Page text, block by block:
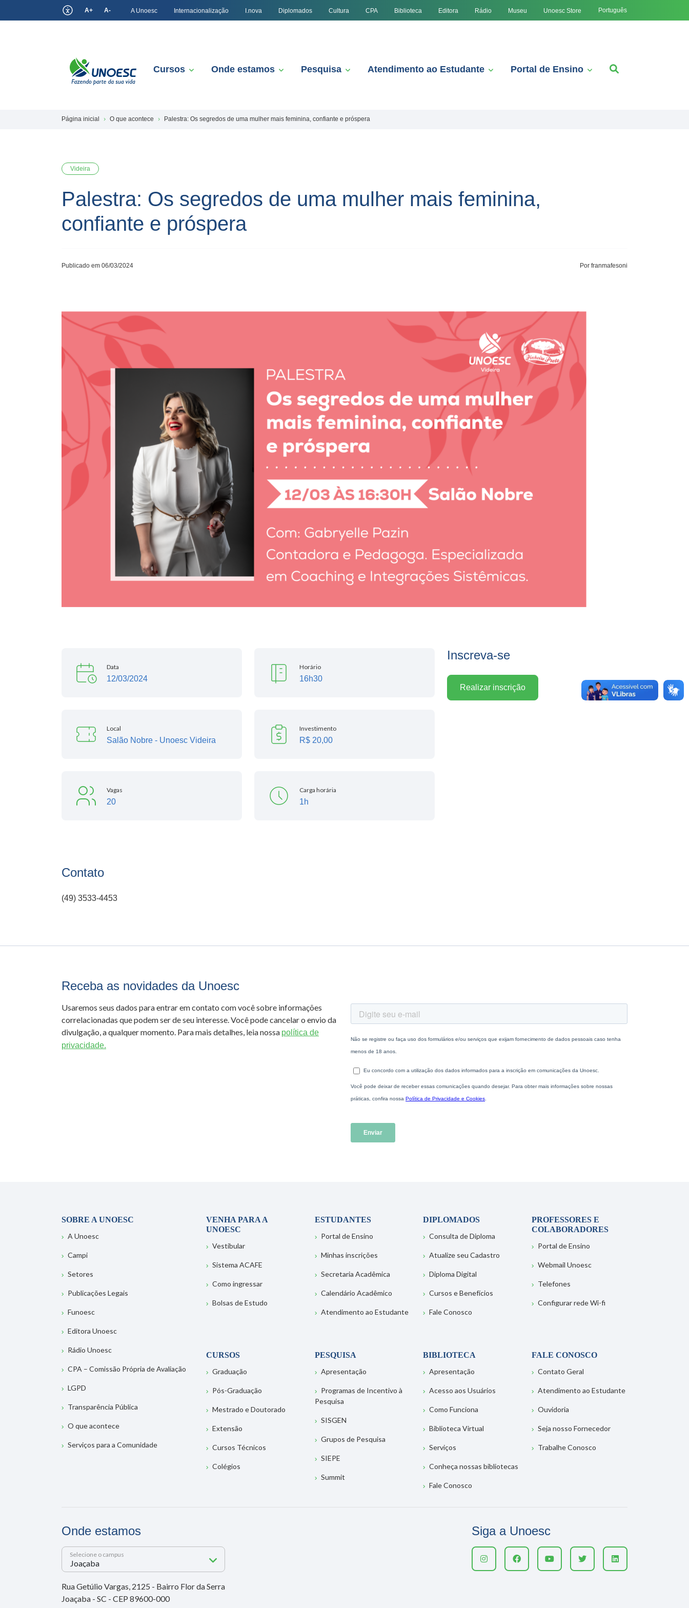
A+ A- A Unoesc Internacionalização I.nova Diplomados Cultura CPA Biblioteca Editora Rádio Museu Unoesc Store Português
Cursos Onde estamos Pesquisa Atendimento ao Estudante Portal de Ensino
Página inicial O que acontece Palestra: Os segredos de uma mulher mais feminina, confiante e próspera
Videira
Palestra: Os segredos de uma mulher mais feminina,
confiante e próspera
Publicado em 06/03/2024 Por franmafesoni
Data
12/03/2024
Horário
16h30
Local
Salão Nobre - Unoesc Videira
Investimento
R$ 20,00
Vagas
20
Carga horária
1h
Inscreva-se
Realizar inscrição
Contato
(49) 3533-4453
Receba as novidades da Unoesc
Usaremos seus dados para entrar em contato com você sobre informações
correlacionadas que podem ser de seu interesse. Você pode cancelar o envio da
divulgação, a qualquer momento. Para mais detalhes, leia nossa política de
privacidade.
SOBRE A UNOESC
A Unoesc
Campi
Setores
Publicações Legais
Funoesc
Editora Unoesc
Rádio Unoesc
CPA – Comissão Própria de Avaliação
LGPD
Transparência Pública
O que acontece
Serviços para a Comunidade
VENHA PARA A
UNOESC
Vestibular
Sistema ACAFE
Como ingressar
Bolsas de Estudo
ESTUDANTES
Portal de Ensino
Minhas inscrições
Secretaria Acadêmica
Calendário Acadêmico
Atendimento ao Estudante
DIPLOMADOS
Consulta de Diploma
Atualize seu Cadastro
Diploma Digital
Cursos e Benefícios
Fale Conosco
PROFESSORES E
COLABORADORES
Portal de Ensino
Webmail Unoesc
Telefones
Configurar rede Wi-fi
CURSOS
Graduação
Pós-Graduação
Mestrado e Doutorado
Extensão
Cursos Técnicos
Colégios
PESQUISA
Apresentação
Programas de Incentivo à
Pesquisa
SISGEN
Grupos de Pesquisa
SIEPE
Summit
BIBLIOTECA
Apresentação
Acesso aos Usuários
Como Funciona
Biblioteca Virtual
Serviços
Conheça nossas bibliotecas
Fale Conosco
FALE CONOSCO
Contato Geral
Atendimento ao Estudante
Ouvidoria
Seja nosso Fornecedor
Trabalhe Conosco
Onde estamos
Selecione o campus
Rua Getúlio Vargas, 2125 - Bairro Flor da Serra
Joaçaba - SC - CEP 89600-000
Siga a Unoesc